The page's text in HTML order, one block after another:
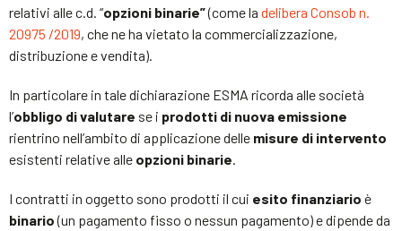
relativi alle c.d. “opzioni binarie”(come la delibera Consob n.
20975 /2019, che ne ha vietato la commercializzazione,
distribuzione e vendita).
In particolare in tale dichiarazione ESMA ricorda alle società
l’obbligo di valutare se i prodotti di nuova emissione
rientrino nell’ambito di applicazione delle misure di intervento
esistenti relative alle opzioni binarie.
I contratti in oggetto sono prodotti il cui esito finanziario è
binario(un pagamento fisso o nessun pagamento) e dipende da